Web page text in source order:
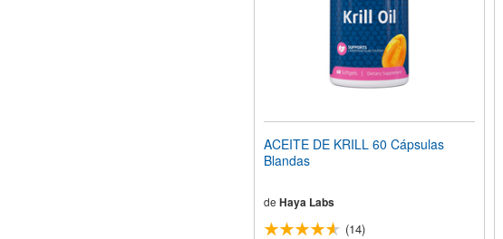
ACEITE DE KRILL 60 Cápsulas
Blandas
de Haya Labs
(14)